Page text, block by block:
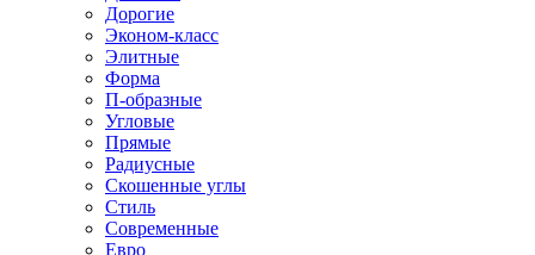
Дорогие
Эконом-класс
Элитные
Форма
П-образные
Угловые
Прямые
Радиусные
Скошенные углы
Стиль
Современные
Евро